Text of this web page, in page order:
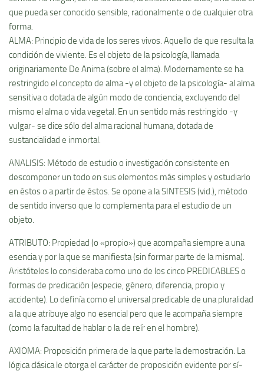
que pueda ser conocido sensible, racionalmente o de cualquier otra
forma.
ALMA: Principio de vida de los seres vivos. Aquello de que resulta la
condición de viviente. Es el objeto de la psicologí­a, llamada
originariamente De Anima (sobre el alma). Modernamente se ha
restringido el concepto de alma -y el objeto de la psicologí­a- al alma
sensitiva o dotada de algún modo de conciencia, excluyendo del
mismo el alma o vida vegetal. En un sentido más restringido -y
vulgar- se dice sólo del alma racional humana, dotada de
sustancialidad e inmortal.
ANALISIS: Método de estudio o investigación consistente en
descomponer un todo en sus elementos más simples y estudiarlo
en éstos o a partir de éstos. Se opone a la SINTESIS (vid.), método
de sentido inverso que lo complementa para el estudio de un
objeto.
ATRIBUTO: Propiedad (o «propio») que acompaña siempre a una
esencia y por la que se manifiesta (sin formar parte de la misma).
Aristóteles lo consideraba como uno de los cinco PREDICABLES o
formas de predicación (especie, género, diferencia, propio y
accidente). Lo definí­a como el universal predicable de una pluralidad
a la que atribuye algo no esencial pero que le acompaña siempre
(como la facultad de hablar o la de reí­r en el hombre).
AXIOMA: Proposición primera de la que parte la demostración. La
lógica clásica le otorga el carácter de proposición evidente por sí­